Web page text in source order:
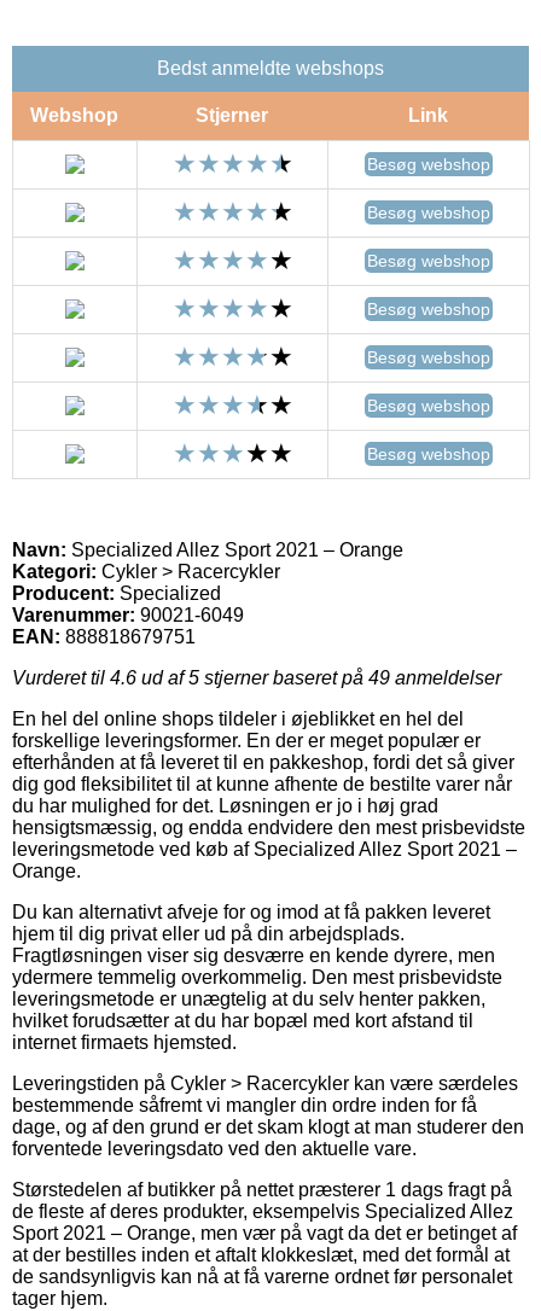
Bedst anmeldte webshops
Webshop Stjerner Link
Besøg webshop
Besøg webshop
Besøg webshop
Besøg webshop
Besøg webshop
Besøg webshop
Besøg webshop
Navn: Specialized Allez Sport 2021 – Orange
Kategori: Cykler > Racercykler
Producent: Specialized
Varenummer: 90021-6049
EAN: 888818679751
Vurderet til 4.6 ud af 5 stjerner baseret på 49 anmeldelser
En hel del online shops tildeler i øjeblikket en hel del
forskellige leveringsformer. En der er meget populær er
efterhånden at få leveret til en pakkeshop, fordi det så giver
dig god fleksibilitet til at kunne afhente de bestilte varer når
du har mulighed for det. Løsningen er jo i høj grad
hensigtsmæssig, og endda endvidere den mest prisbevidste
leveringsmetode ved køb af Specialized Allez Sport 2021 –
Orange.
Du kan alternativt afveje for og imod at få pakken leveret
hjem til dig privat eller ud på din arbejdsplads.
Fragtløsningen viser sig desværre en kende dyrere, men
ydermere temmelig overkommelig. Den mest prisbevidste
leveringsmetode er unægtelig at du selv henter pakken,
hvilket forudsætter at du har bopæl med kort afstand til
internet firmaets hjemsted.
Leveringstiden på Cykler > Racercykler kan være særdeles
bestemmende såfremt vi mangler din ordre inden for få
dage, og af den grund er det skam klogt at man studerer den
forventede leveringsdato ved den aktuelle vare.
Størstedelen af butikker på nettet præsterer 1 dags fragt på
de fleste af deres produkter, eksempelvis Specialized Allez
Sport 2021 – Orange, men vær på vagt da det er betinget af
at der bestilles inden et aftalt klokkeslæt, med det formål at
de sandsynligvis kan nå at få varerne ordnet før personalet
tager hjem.